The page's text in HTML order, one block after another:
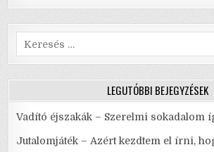
Search
for:
LEGUTÓBBI BEJEGYZÉSEK
Vadító éjszakák – Szerelmi sokadalom
Jutalomjáték – Azért kezdtem el írni,